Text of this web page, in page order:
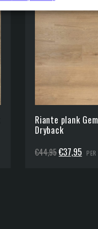
Riante plank
Dryback
€44,95€37,95 PER